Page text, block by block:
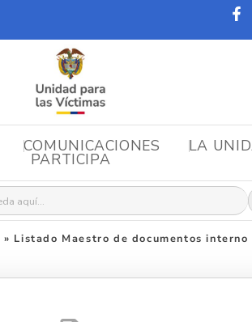
COMUNICACIONES LA
PARTICIPA
» Listado Maestro de documentos